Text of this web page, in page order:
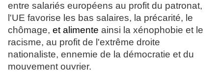
entre salariés européens au profit du patronat,
l'UE favorise les bas salaires, la précarité, le
chômage, et alimente ainsi la xénophobie et le
racisme, au profit de l'extrême droite
nationaliste, ennemie de la démocratie et du
mouvement ouvrier.